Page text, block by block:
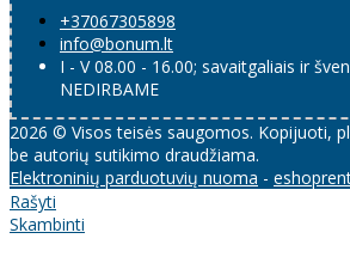
+37067305898
info@bonum.lt
I - V 08.00 - 16.00; savaitgaliais ir
NEDIRBAME
2026 © Visos teisės saugomos. Kopijuoti,
be autorių sutikimo draudžiama.
Elektroninių parduotuvių nuoma -
Rašyti
Skambinti